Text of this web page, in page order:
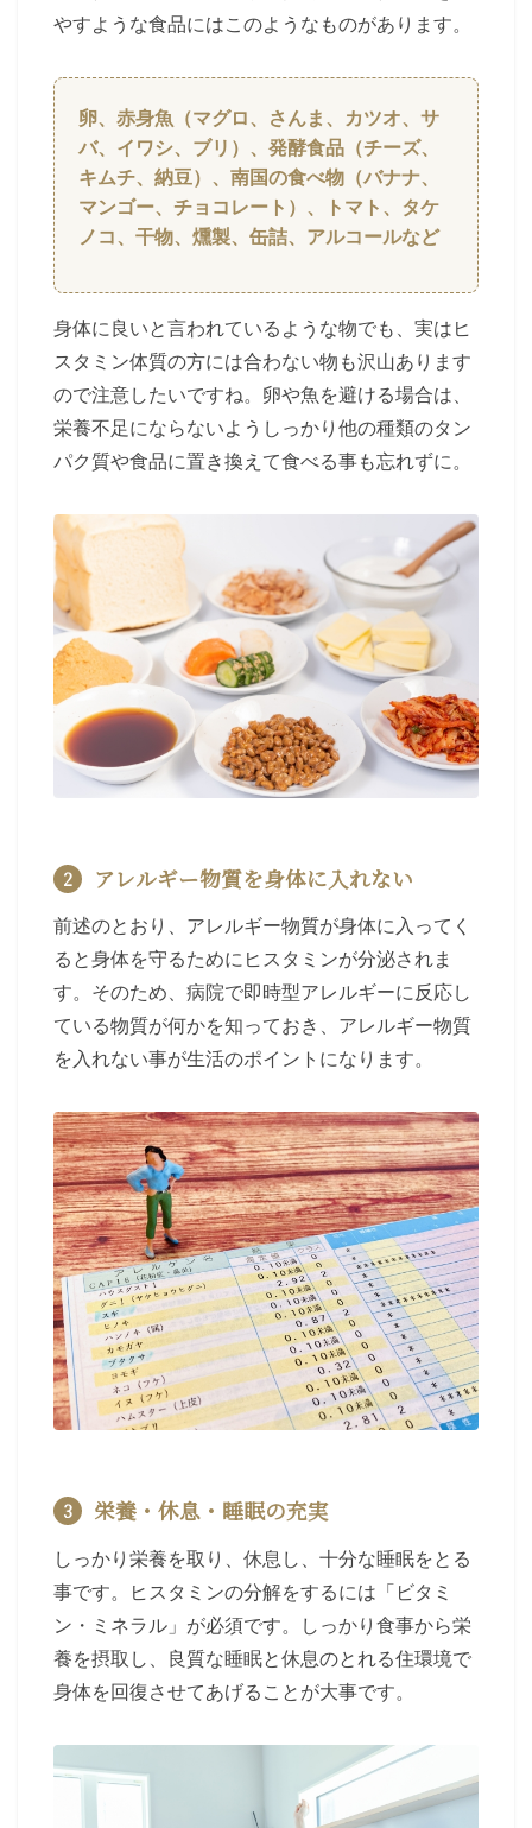
やすような食品にはこのようなものがあります。
卵、赤身魚（マグロ、さんま、カツオ、サ
バ、イワシ、ブリ）、発酵食品（チーズ、
キムチ、納豆）、南国の食べ物（バナナ、
マンゴー、チョコレート）、トマト、タケ
ノコ、干物、燻製、缶詰、アルコールなど
身体に良いと言われているような物でも、実はヒ
スタミン体質の方には合わない物も沢山あります
ので注意したいですね。卵や魚を避ける場合は、
栄養不足にならないようしっかり他の種類のタン
パク質や食品に置き換えて食べる事も忘れずに。
2 アレルギー物質を身体に入れない
前述のとおり、アレルギー物質が身体に入ってく
ると身体を守るためにヒスタミンが分泌されま
す。そのため、病院で即時型アレルギーに反応し
ている物質が何かを知っておき、アレルギー物質
を入れない事が生活のポイントになります。
3 栄養・休息・睡眠の充実
しっかり栄養を取り、休息し、十分な睡眠をとる
事です。ヒスタミンの分解をするには「ビタミ
ン・ミネラル」が必須です。しっかり食事から栄
養を摂取し、良質な睡眠と休息のとれる住環境で
身体を回復させてあげることが大事です。